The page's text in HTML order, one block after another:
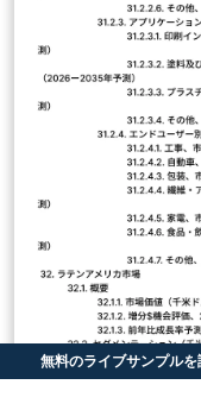
無料のライブサンプルを